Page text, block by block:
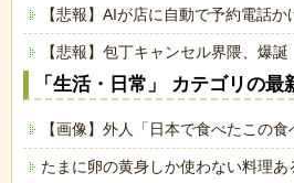
【悲報】AIが店に自動で予約電話
【悲報】包丁キャンセル界隈、爆誕
「生活・日常」 カテゴリの最
【画像】外人「日本で食べたこの
たまに卵の黄身しか使わない料理あ